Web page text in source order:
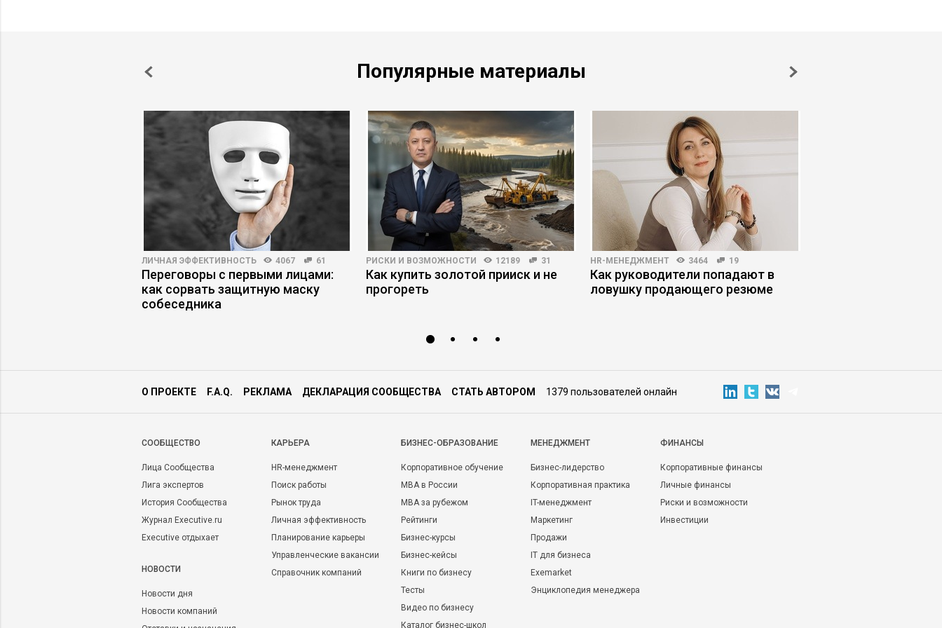
Популярные материалы
ЛИЧНАЯ ЭФФЕКТИВНОСТЬ 4067 61
Переговоры с первыми лицами:
как сорвать защитную маску
собеседника
РИСКИ И ВОЗМОЖНОСТИ 12189 31
Как купить золотой прииск и не
прогореть
HR-МЕНЕДЖМЕНТ 3464 19
Как руководители попадают в
ловушку продающего резюме
О ПРОЕКТЕ F.A.Q. РЕКЛАМА ДЕКЛАРАЦИЯ СООБЩЕСТВА СТАТЬ АВТОРОМ 1379 пользователей онлайн
CООБЩЕСТВО
Лица Сообщества
Лига экспертов
История Сообщества
Журнал Executive.ru
Executive отдыхает
НОВОСТИ
Новости дня
Новости компаний
КАРЬЕРА
HR-менеджмент
Поиск работы
Рынок труда
Личная эффективность
Планирование карьеры
Управленческие вакансии
Справочник компаний
БИЗНЕС-ОБРАЗОВАНИЕ
Корпоративное обучение
MBA в России
MBA за рубежом
Рейтинги
Бизнес-курсы
Бизнес-кейсы
Книги по бизнесу
Тесты
Видео по бизнесу
Каталог бизнес-школ
МЕНЕДЖМЕНТ
Бизнес-лидерство
Корпоративная практика
IT-менеджмент
Маркетинг
Продажи
IT для бизнеса
Exemarket
Энциклопедия менеджера
ФИНАНСЫ
Корпоративные финансы
Личные финансы
Риски и возможности
Инвестиции